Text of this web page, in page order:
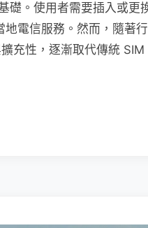
礎。使用者需要插入或更
電信服務。然而，隨著
充性，逐漸取代傳統